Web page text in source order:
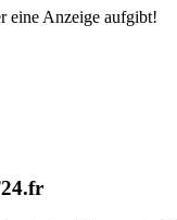
eine Anzeige aufgibt!
.fr